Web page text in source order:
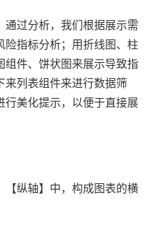
过分析，我们根据展示需
指标分析；用折线图、柱
件、饼状图来展示导致指
列表组件来进行数据筛
行美化提示，以便于直接展
纵轴】中，构成图表的横